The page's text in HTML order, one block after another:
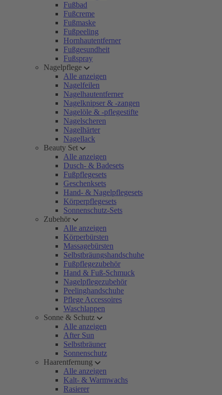
Fußbad
Fußcreme
Fußmaske
Fußpeeling
Hornhautentferner
Fußgesundheit
Fußspray
Nagelpflege
Alle anzeigen
Nagelfeilen
Nagelhautentferner
Nagelknipser & -zangen
Nagelöle & -pflegestifte
Nagelscheren
Nagelhärter
Nagellack
Beauty Set
Alle anzeigen
Dusch- & Badesets
Fußpflegesets
Geschenksets
Hand- & Nagelpflegesets
Körperpflegesets
Sonnenschutz-Sets
Zubehör
Alle anzeigen
Körperbürsten
Massagebürsten
Selbstbräungshandschuhe
Fußpflegezubehör
Hand & Fuß-Schmuck
Nagelpflegezubehör
Peelinghandschuhe
Pflege Accessoires
Waschlappen
Sonne & Schutz
Alle anzeigen
After Sun
Selbstbräuner
Sonnenschutz
Haarentfernung
Alle anzeigen
Kalt- & Warmwachs
Rasierer